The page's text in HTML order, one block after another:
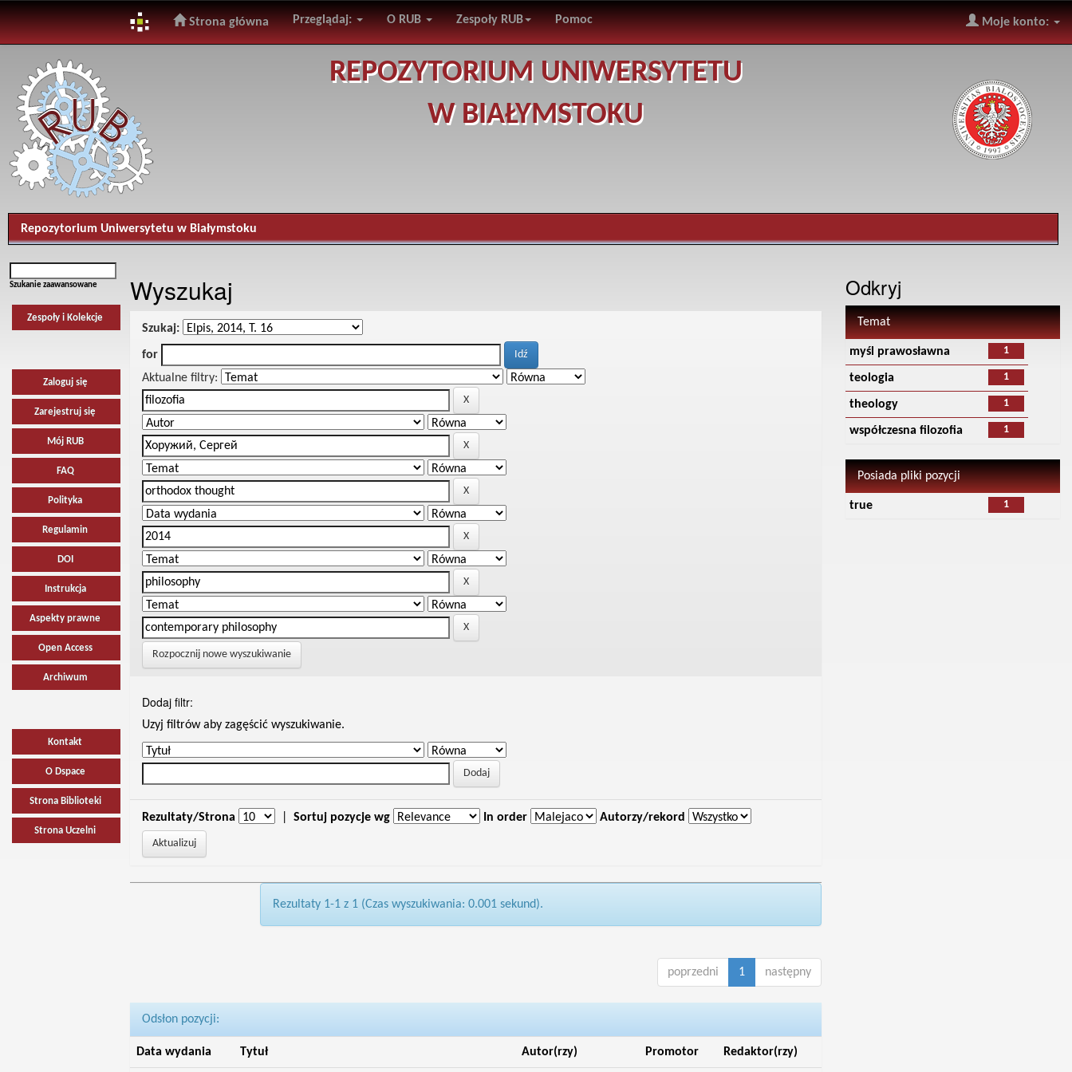
navigation
Strona główna Przeglądaj: O RUB Zespoły RUB Pomoc Moje konto:
REPOZYTORIUM UNIWERSYTETU
W BIAŁYMSTOKU
Repozytorium Uniwersytetu w Białymstoku
Szukanie zaawansowane
Zespoły i Kolekcje
Zaloguj się
Zarejestruj się
Mój RUB
FAQ
Polityka
Regulamin
DOI
Instrukcja
Aspekty prawne
Open Access
Archiwum
Kontakt
O Dspace
Strona Biblioteki
Strona Uczelni
Wyszukaj
Szukaj:
for
Aktualne filtry:
Rozpocznij nowe wyszukiwanie
Dodaj filtr:
Uzyj filtrów aby zagęścić wyszukiwanie.
Rezultaty/Strona Sortuj pozycje wg In order Autorzy/rekord
Rezultaty 1-1 z 1 (Czas wyszukiwania: 0.001 sekund).
poprzedni 1 następny
Odsłon pozycji:
Data wydania Tytuł Autor(rzy) Promotor Redaktor(rzy)
Odkryj
Temat
1
myśl prawosławna
1
teologia
1
theology
1
współczesna filozofia
Posiada pliki pozycji
1
true